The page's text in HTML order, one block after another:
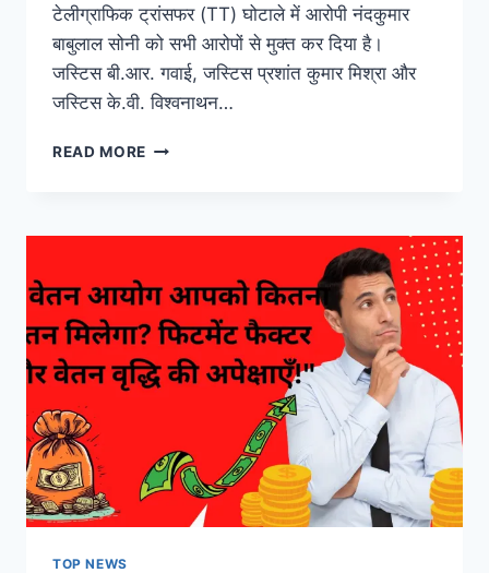
टेलीग्राफिक ट्रांसफर (TT) घोटाले में आरोपी नंदकुमार
बाबुलाल सोनी को सभी आरोपों से मुक्त कर दिया है।
जस्टिस बी.आर. गवाई, जस्टिस प्रशांत कुमार मिश्रा और
जस्टिस के.वी. विश्वनाथन…
READ MORE
TOP NEWS